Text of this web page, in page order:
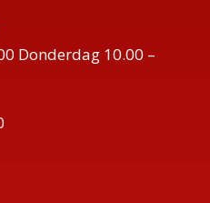
Donderdag 10.00 –